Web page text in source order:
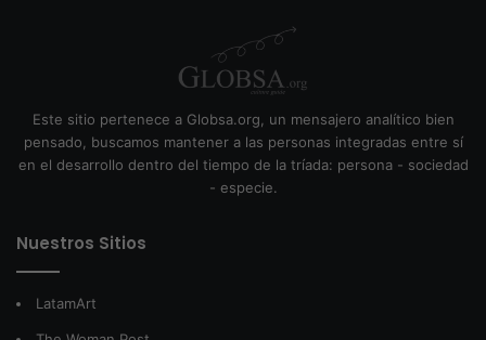
Este sitio pertenece a Globsa.org, un mensajero analítico bien
pensado, buscamos mantener a las personas integradas entre sí
en el desarrollo dentro del tiempo de la tríada: persona - sociedad
- especie.
Nuestros Sitios
LatamArt